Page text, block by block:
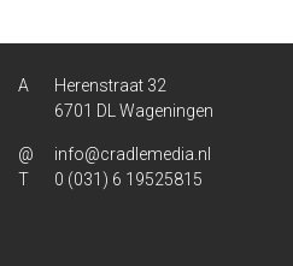
Herenstraat 32
6701 DL Wageningen
info@cradlemedia.nl
0 (031) 6 19525815